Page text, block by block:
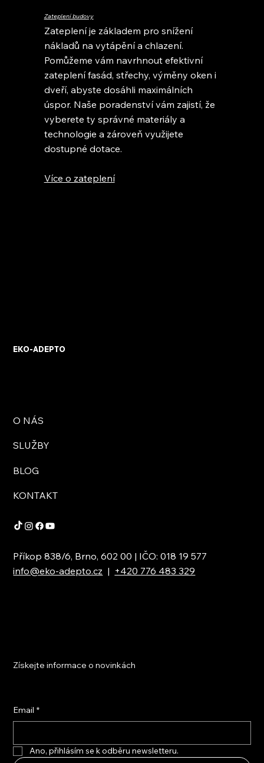
Zateplení budovy
Zateplení je základem pro snížení
nákladů na vytápění a chlazení.
Pomůžeme vám navrhnout efektivní
zateplení fasád, střechy, výměny oken i
dveří, abyste dosáhli maximálních
úspor. Naše poradenství vám zajistí, že
vyberete ty správné materiály a
technologie a zároveň využijete
dostupné dotace.
Více o zateplení
EKO-ADEPTO
O NÁS
SLUŽBY
BLOG
KONTAKT
Příkop 838/6, Brno, 602 00 | IČO: 018 19 577
info@eko-adepto.cz | +420 776 483 329
Získejte informace o novinkách
Email *
Ano, přihlásím se k odběru newsletteru.